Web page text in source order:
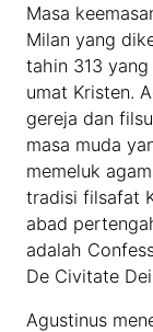
Masa
Milan yang
tahin 313
umat Kristen.
gereja dan
masa muda
memeluk
tradisi filsafat
abad
adalah
De Civitate
Agustinus